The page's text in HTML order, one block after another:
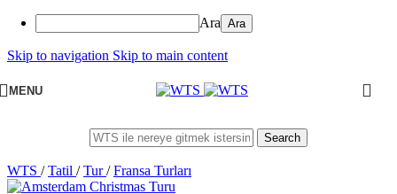
Ara
Skip to navigation Skip to main content
MENU
Search
WTS / Tatil / Tur/ Fransa Turları